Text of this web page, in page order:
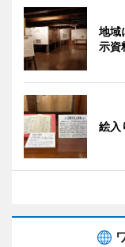
地域
示資
絵入